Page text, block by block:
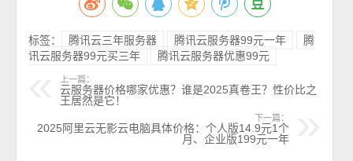
标签： 腾讯云三年服务器 腾讯云服务器99元一年
腾
讯云服务器99元买三年
腾讯云服务器优惠99元
上一篇：
云服务器价格哪家优惠？谁是2025真卷王？性价比之
王居然是它！
下一篇：
2025阿里云无影云电脑具体价格：个人版14.9元1个
月、企业版199元一年